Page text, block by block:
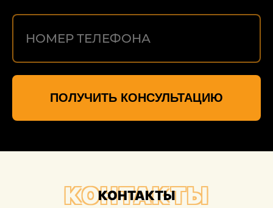
ПОЛУЧИТЬ КОНСУЛЬТАЦИЮ
КОНТАКТЫ
КОНТАКТЫ